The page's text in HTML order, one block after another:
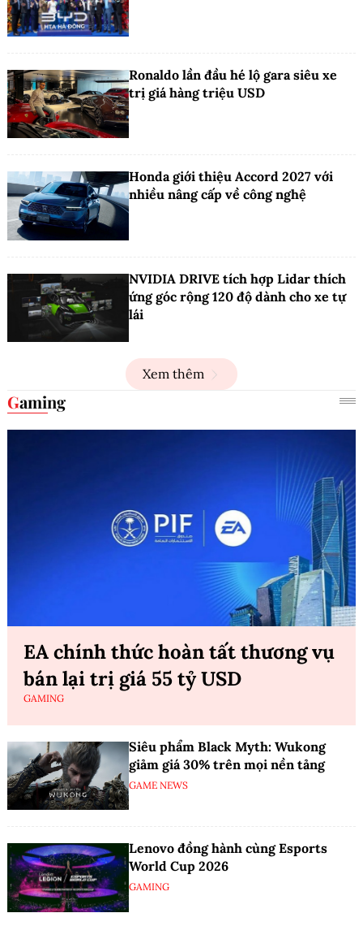
Ronaldo lần đầu hé lộ gara siêu xe
trị giá hàng triệu USD
Honda giới thiệu Accord 2027 với
nhiều nâng cấp về công nghệ
NVIDIA DRIVE tích hợp Lidar thích
ứng góc rộng 120 độ dành cho xe tự
lái
Xem thêm
Gaming
EA chính thức hoàn tất thương vụ
bán lại trị giá 55 tỷ USD
GAMING
Siêu phẩm Black Myth: Wukong
giảm giá 30% trên mọi nền tảng
GAME NEWS
Lenovo đồng hành cùng Esports
World Cup 2026
GAMING